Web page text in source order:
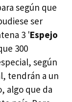
según que
ser
3 'Espejo
300
según
tendrán a un
algo que da